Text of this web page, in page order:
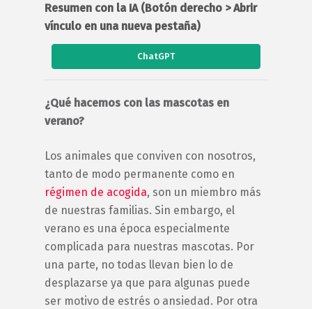
Resumen con la IA (Botón derecho > Abrir
vínculo en una nueva pestaña)
ChatGPT
¿Qué hacemos con las mascotas en
verano?
Los animales que conviven con nosotros,
tanto de modo permanente como en
régimen de acogida, son un miembro más
de nuestras familias. Sin embargo, el
verano es una época especialmente
complicada para nuestras mascotas. Por
una parte, no todas llevan bien lo de
desplazarse ya que para algunas puede
ser motivo de estrés o ansiedad. Por otra